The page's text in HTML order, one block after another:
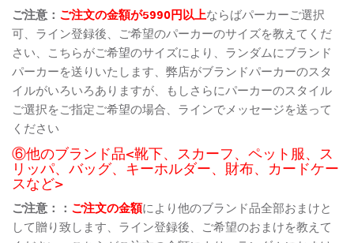
ご注意： ご注文の金額が5990円以上ならばパーカーご選択
可、ライン登録後、ご希望のパーカーのサイズを教えてくだ
さい、こちらがご希望のサイズにより、ランダムにブランド
パーカーを送りいたします、弊店がブランドパーカーのスタ
イルがいろいろありますが、もしさらにパーカーのスタイル
ご選択をご指定ご希望の場合、ラインでメッセージを送って
ください
⑥他のブランド品<靴下、スカーフ、ペット服、ス
リッパ、バッグ、キーホルダー、財布、カードケー
スなど>
ご注意：： ご注文の金額により他のブランド品全部おまけと
して贈り致します、ライン登録後、ご希望のおまけを教えて